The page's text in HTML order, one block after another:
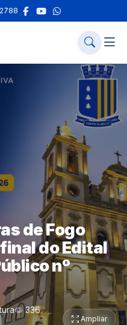
de Fogo
do Edital
nº
336
Ampliar